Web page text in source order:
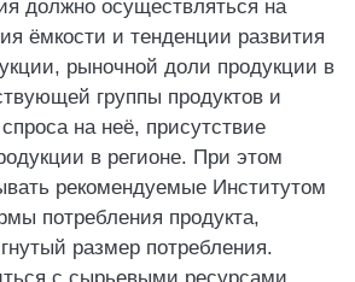
должно осуществляться на
ёмкости и тенденции развития
рыночной доли продукции в
группы продуктов и
на неё, присутствие
в регионе. При этом
рекомендуемые Институтом
потребления продукта,
размер потребления.